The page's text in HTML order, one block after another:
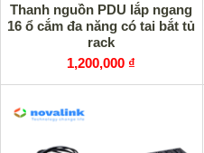
Thanh nguồn PDU lắp ngang
16 ổ cắm đa năng có tai bắt tủ
rack
1,200,000 ₫